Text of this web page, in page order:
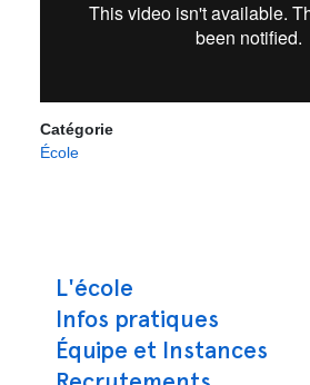
Navigation principale
L'école
Infos pratiques
Équipe et Instances
Catégorie
École